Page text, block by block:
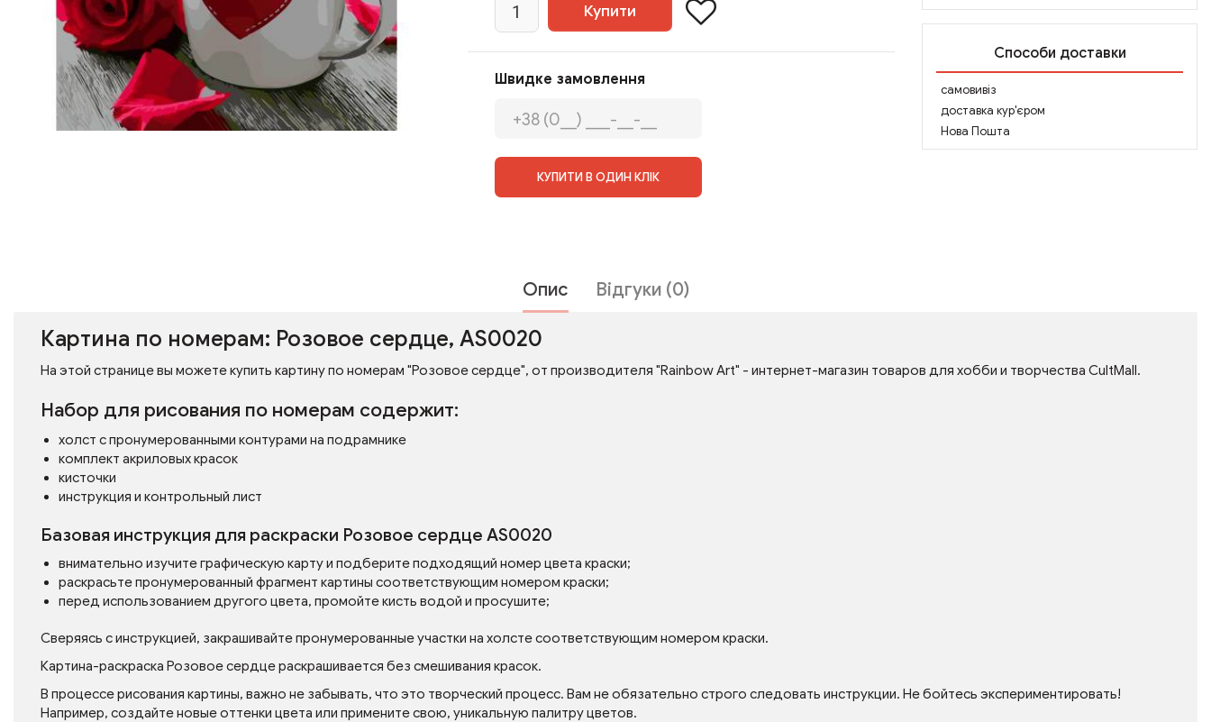
Швидке замовлення
КУПИТИ В ОДИН КЛІК
Способи доставки
самовивіз
доставка кур'єром
Нова Пошта
Опис Відгуки (0)
Картина по номерам: Розовое сердце, AS0020
На этой странице вы можете купить картину по номерам "Розовое сердце", от производителя "Rainbow Art" - интернет-магазин товаров для хобби и творчества CultMall.
Набор для рисования по номерам содержит:
холст с пронумерованными контурами на подрамнике
комплект акриловых красок
кисточки
инструкция и контрольный лист
Базовая инструкция для раскраски Розовое сердце AS0020
внимательно изучите графическую карту и подберите подходящий номер цвета краски;
раскрасьте пронумерованный фрагмент картины соответствующим номером краски;
перед использованием другого цвета, промойте кисть водой и просушите;
Сверяясь с инструкцией, закрашивайте пронумерованные участки на холсте соответствующим номером краски.
Картина-раскраска Розовое сердце раскрашивается без смешивания красок.
В процессе рисования картины, важно не забывать, что это творческий процесс. Вам не обязательно строго следовать инструкции. Не бойтесь экспериментировать!
Например, создайте новые оттенки цвета или примените свою, уникальную палитру цветов.